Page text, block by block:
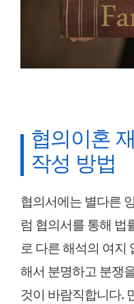
협의이혼
작성 방법
협의서에는 별다른
럼 협의서를 통해 법
로 다른 해석의 여지
해서 분명하고 분쟁
것이 바람직합니다.